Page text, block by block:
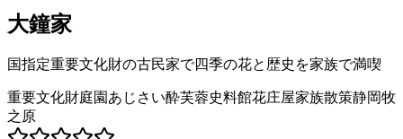
大鐘家
国指定重要文化財の古民家で四季の花と歴史を家族で満喫
重要文化財庭園 あじさい酔芙蓉史料館花庄屋家族散策静岡牧
之原